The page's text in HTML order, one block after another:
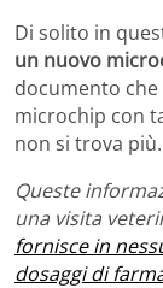
Di solito in
un nuovo
documento che
microchip con
non si trova più.
Queste
una visita
fornisce in
dosaggi di